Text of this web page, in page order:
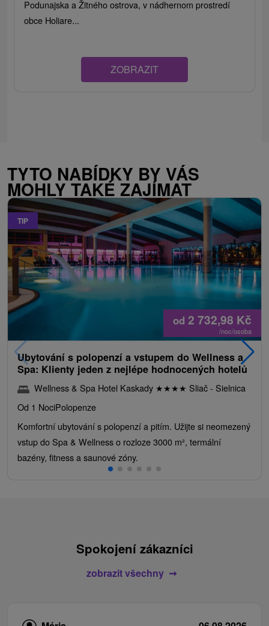
Podunajska a Žitného ostrova, v nádhernom prostredí
obce Holiare...
ZOBRAZIT
TYTO NABÍDKY BY VÁS
MOHLY TAKÉ ZAJÍMAT
TIP
od 2 732,98 Kč
/noc/osoba
Ubytování s polopenzí a vstupem do Wellness a
Spa: Klienty jeden z nejlépe hodnocených hotelů
Wellness & Spa Hotel Kaskady ★★★★ Sliač - Sielnica
Od 1 NociPolopenze
Komfortní ubytování s polopenzí a pitím. Užijte si neomezený
vstup do Spa & Wellness o rozloze 3000 m², termální
bazény, fitness a saunové zóny.
Spokojení zákazníci
zobrazit všechny